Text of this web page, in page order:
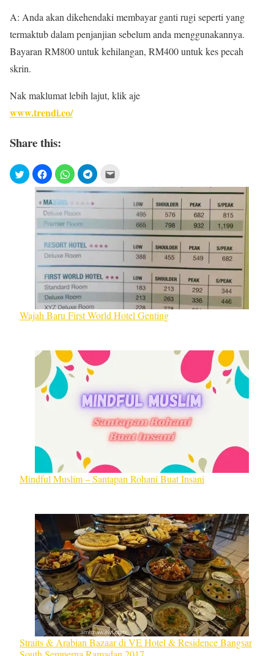
A: Anda akan dikehendaki membayar ganti rugi seperti yang
termaktub dalam penjanjian sebelum anda menggunakannya.
Bayaran RM800 untuk kehilangan, RM400 untuk kes pecah
skrin.
Nak maklumat lebih lajut, klik aje
www.trendi.co/
Share this:
Wajah Baru First World Hotel Genting
Mindful Muslim – Santapan Rohani Buat Insani
Straits & Arabian Bazaar di VE Hotel & Residence Bangsar